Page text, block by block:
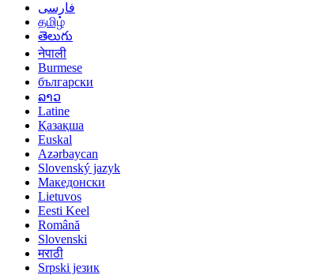
فارسی
தமிழ்
తెలుగు
नेपाली
Burmese
български
ລາວ
Latine
Қазақша
Euskal
Azərbaycan
Slovenský jazyk
Македонски
Lietuvos
Eesti Keel
Română
Slovenski
मराठी
Srpski језик